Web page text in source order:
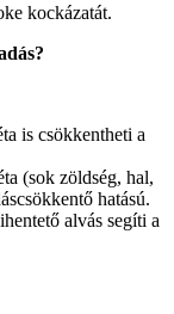
kockázatát.
is csökkentheti a
(sok zöldség, hal,
hatású.
alvás segíti a